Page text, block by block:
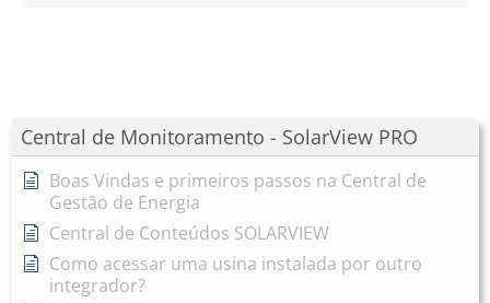
Central de Monitoramento - SolarView PRO
Boas Vindas e primeiros passos na Central de
Gestão de Energia
Central de Conteúdos SOLARVIEW
Como acessar uma usina instalada por outro
integrador?